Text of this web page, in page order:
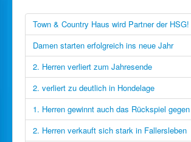
Town & Country Haus wird Partner der HSG!
Damen starten erfolgreich ins neue Jahr
2. Herren verliert zum Jahresende
2. verliert zu deutlich in Hondelage
1. Herren gewinnt auch das Rückspiel
2. Herren verkauft sich stark in Fallersleben